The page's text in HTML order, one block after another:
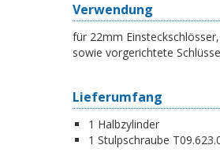
Verwendung
für 22mm
sowie vorgerichtete
Lieferumfang
1 Halbzylinder
1 Stulpschraube